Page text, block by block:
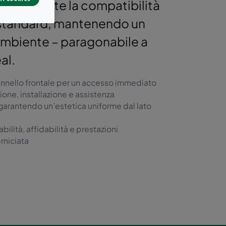
consente la compatibilità
mantenendo un
– paragonabile a
frontale per un accesso immediato
installazione e assistenza
un’estetica uniforme dal lato
affidabilità e prestazioni